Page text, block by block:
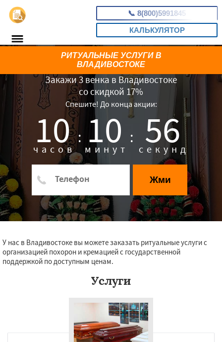
📞 8(800)5991845
КАЛЬКУЛЯТОР
Закажи 3 венка в Владивостоке
со скидкой 17%
Спешите! До конца акции:
10 :
часов 10 :
минут 55
секунд
Жми
РИТУАЛЬНЫЕ УСЛУГИ В
ВЛАДИВОСТОКЕ
У нас в Владивостоке вы можете заказать ритуальные услуги с
организацией похорон и кремацией с государственной
поддержкой по доступным ценам.
Услуги